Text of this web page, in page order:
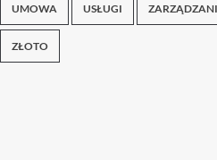
UMOWA USŁUGI
ZŁOTO